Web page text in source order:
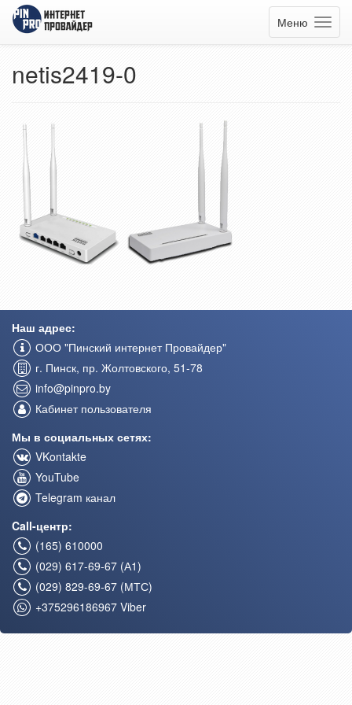
Меню
netis2419-0
Наш адрес:
ООО "Пинский интернет Провайдер"
г. Пинск, пр. Жолтовского, 51-78
info@pinpro.by
Кабинет пользователя
Мы в социальных сетях:
VKontakte
YouTube
Telegram канал
Call-центр:
(165) 610000
(029) 617-69-67 (А1)
(029) 829-69-67 (МТС)
+375296186967 Viber